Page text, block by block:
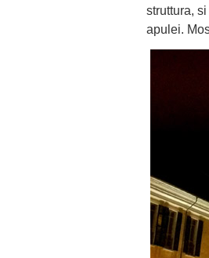
struttura,
apulei.